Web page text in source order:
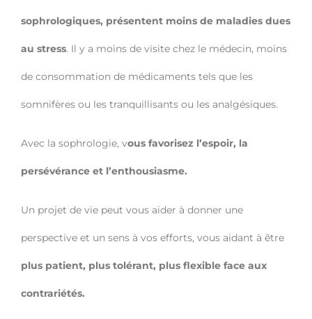
sophrologiques, présentent moins de maladies dues
au stress. Il y a moins de visite chez le médecin, moins
de consommation de médicaments tels que les
somnifères ou les tranquillisants ou les analgésiques.
Avec la sophrologie, vous favorisez l’espoir, la
persévérance et l’enthousiasme.
Un projet de vie peut vous aider à donner une
perspective et un sens à vos efforts, vous aidant à être
plus patient, plus tolérant, plus flexible face aux
contrariétés.